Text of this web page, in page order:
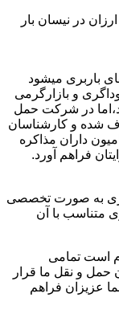
در نیسان بار
باربری میشود
و بازارگرمی
در شرکت حمل
شده و کارشناسان
داران مذاکره
فراهم آورد.
به صورت تخصصی
متناسب با آن
است تمامی
حمل و نقل ما قرار
عزیزان فراهم